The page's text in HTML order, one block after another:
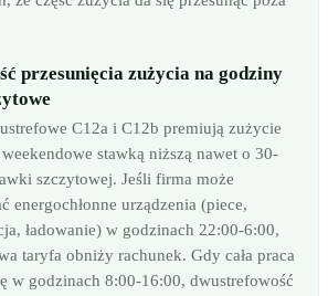
przesunięcia zużycia na godziny
C12a i C12b premiują zużycie
stawką niższą nawet o 30-
szczytowej. Jeśli firma może
energochłonne urządzenia (piece,
ładowanie) w godzinach 22:00-6:00,
taryfa obniży rachunek. Gdy cała praca
w godzinach 8:00-16:00, dwustrefowość